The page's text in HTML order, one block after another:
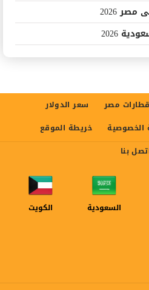
2026
2026
مصر
سعر الدولار
الخصوصية
خريطة الموقع
بنا
السعودية الكويت